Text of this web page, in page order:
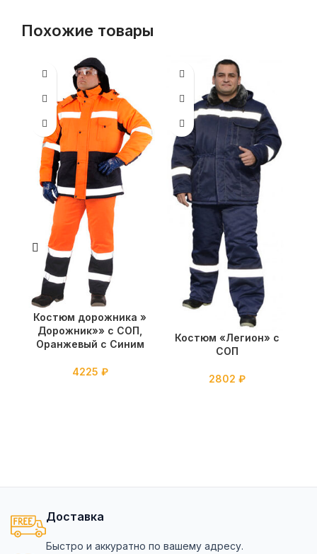
Похожие товары
Костюм дорожника »
Дорожник»» с СОП,
Оранжевый с Синим
4225 ₽
Костюм «Легион» с
СОП
2802 ₽
Доставка
Быстро и аккуратно по вашему адресу.